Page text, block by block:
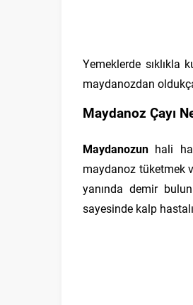
Yemeklerde sıklıkla
maydanozdan
Maydanoz Çayı
Maydanozun hali
maydanoz tüketmek
yanında demir
sayesinde kalp